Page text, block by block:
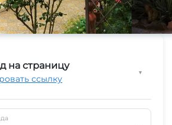
на страницу
ссылку
▼